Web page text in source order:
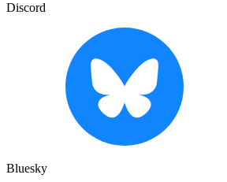
Discord
Bluesky